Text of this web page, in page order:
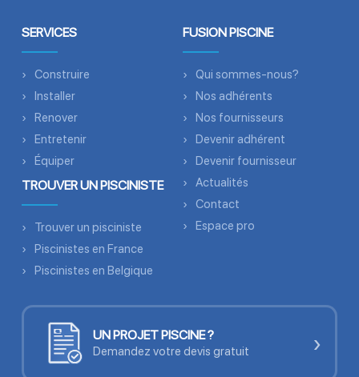
SERVICES
Construire
Installer
Renover
Entretenir
Équiper
TROUVER UN PISCINISTE
Trouver un pisciniste
Piscinistes en France
Piscinistes en Belgique
FUSION PISCINE
Qui sommes-nous?
Nos adhérents
Nos fournisseurs
Devenir adhérent
Devenir fournisseur
Actualités
Contact
Espace pro
UN PROJET PISCINE ?
Demandez votre devis gratuit ›